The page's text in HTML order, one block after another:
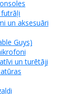
un aksesuāri
Guys)
un turētāji